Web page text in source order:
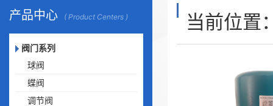
产品中心 ( Product Centers )
阀门系列
球阀
蝶阀
调节阀
当前位置